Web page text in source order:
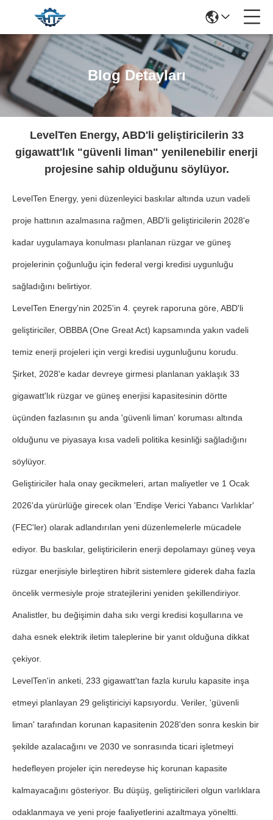
Blog Detayları
LevelTen Energy, ABD'li geliştiricilerin 33
gigawatt'lık "güvenli liman" yenilenebilir enerji
projesine sahip olduğunu söylüyor.
LevelTen Energy, yeni düzenleyici baskılar altında uzun vadeli
proje hattının azalmasına rağmen, ABD'li geliştiricilerin 2028'e
kadar uygulamaya konulması planlanan rüzgar ve güneş
projelerinin çoğunluğu için federal vergi kredisi uygunluğu
sağladığını belirtiyor.
LevelTen Energy'nin 2025'in 4. çeyrek raporuna göre, ABD'li
geliştiriciler, OBBBA (One Great Act) kapsamında yakın vadeli
temiz enerji projeleri için vergi kredisi uygunluğunu korudu.
Şirket, 2028'e kadar devreye girmesi planlanan yaklaşık 33
gigawatt'lık rüzgar ve güneş enerjisi kapasitesinin dörtte
üçünden fazlasının şu anda 'güvenli liman' koruması altında
olduğunu ve piyasaya kısa vadeli politika kesinliği sağladığını
söylüyor.
Geliştiriciler hala onay gecikmeleri, artan maliyetler ve 1 Ocak
2026'da yürürlüğe girecek olan 'Endişe Verici Yabancı Varlıklar'
(FEC'ler) olarak adlandırılan yeni düzenlemelerle mücadele
ediyor. Bu baskılar, geliştiricilerin enerji depolamayı güneş veya
rüzgar enerjisiyle birleştiren hibrit sistemlere giderek daha fazla
öncelik vermesiyle proje stratejilerini yeniden şekillendiriyor.
Analistler, bu değişimin daha sıkı vergi kredisi koşullarına ve
daha esnek elektrik iletim taleplerine bir yanıt olduğuna dikkat
çekiyor.
LevelTen'in anketi, 233 gigawatt'tan fazla kurulu kapasite inşa
etmeyi planlayan 29 geliştiriciyi kapsıyordu. Veriler, 'güvenli
liman' tarafından korunan kapasitenin 2028'den sonra keskin bir
şekilde azalacağını ve 2030 ve sonrasında ticari işletmeyi
hedefleyen projeler için neredeyse hiç korunan kapasite
kalmayacağını gösteriyor. Bu düşüş, geliştiricileri olgun varlıklara
odaklanmaya ve yeni proje faaliyetlerini azaltmaya yöneltti.